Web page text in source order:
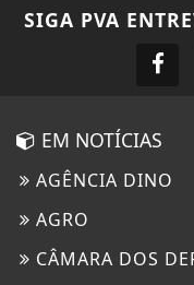
SIGA PVA
EM NOTÍCIAS
AGÊNCIA DINO
AGRO
CÂMARA DOS